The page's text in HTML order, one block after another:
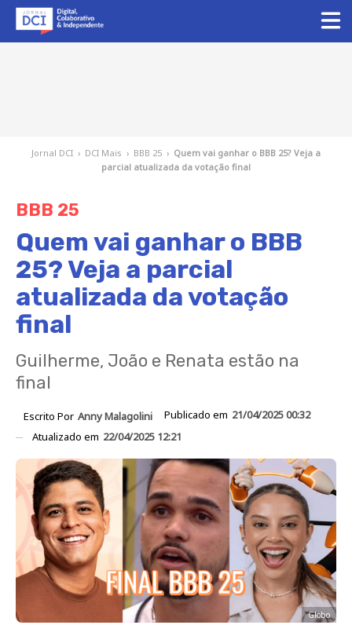
Jornal DCI › DCI Mais › BBB 25 › Quem vai ganhar o BBB 25? Veja a
parcial atualizada da votação final
BBB 25
Quem vai ganhar o BBB
25? Veja a parcial
atualizada da votação
final
Guilherme, João e Renata estão na
final
Escrito Por Anny Malagolini Publicado em 21/04/2025 00:32
Atualizado em 22/04/2025 12:21
Globo